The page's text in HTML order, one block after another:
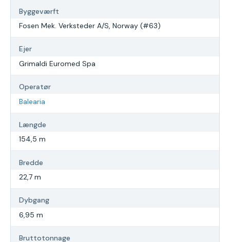
Byggeværft
Fosen Mek. Verksteder A/S, Norway (#63)
Ejer
Grimaldi Euromed Spa
Operatør
Balearia
Længde
154,5 m
Bredde
22,7 m
Dybgang
6,95 m
Bruttotonnage